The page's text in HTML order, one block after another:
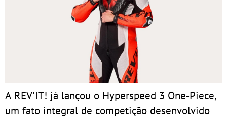
A REV'IT! já lançou o Hyperspeed 3 One‑Piece,
um fato integral de competição desenvolvido